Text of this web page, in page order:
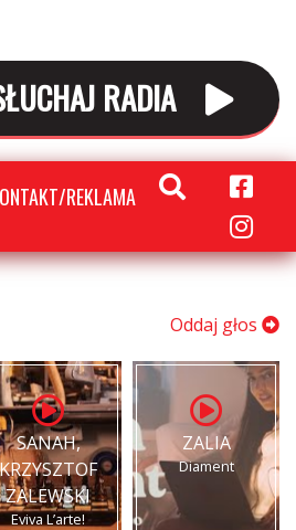
RADIA
REKLAMA
Oddaj głos
SANAH,
KRZYSZTOF
ZALEWSKI
Eviva L’arte!
ZALIA
Diament